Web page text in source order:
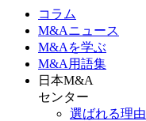
コラム
M&Aニュース
M&Aを学ぶ
M&A 用語集
日本M&A
センター
選ばれる理由